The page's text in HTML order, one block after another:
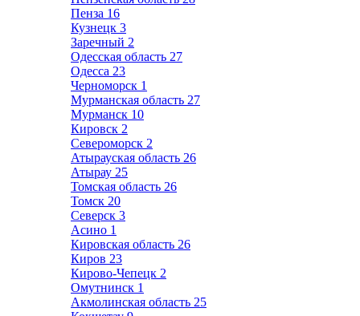
Пенза 16
Кузнецк 3
Заречный 2
Одесская область 27
Одесса 23
Черноморск 1
Мурманская область 27
Мурманск 10
Кировск 2
Североморск 2
Атырауская область 26
Атырау 25
Томская область 26
Томск 20
Северск 3
Асино 1
Кировская область 26
Киров 23
Кирово-Чепецк 2
Омутнинск 1
Акмолинская область 25